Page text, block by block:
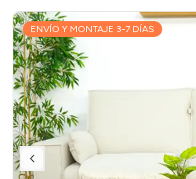
ENVÍO Y MONTAJE 3-7 DÍAS